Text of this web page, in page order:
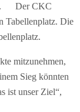
Der CKC
Tabellenplatz. Die
mitzunehmen,
Sieg könnten
ist unser Ziel“,